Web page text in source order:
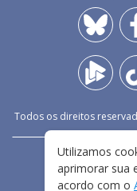
Todos os direitos
Utilizamos
aprimorar sua
acordo com o